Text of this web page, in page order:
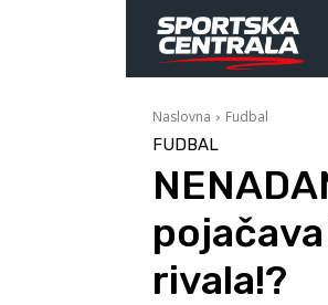
Naslovna Fudbal
FUDBAL
rivala!?